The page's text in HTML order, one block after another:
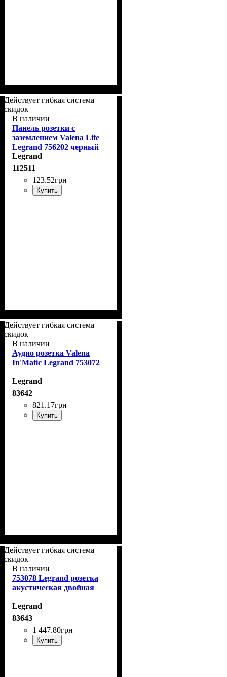
Действует гибкая система
скидок
В наличии
Панель розетки с
заземлением Valena Life
Legrand 756202 черный
матовый
Legrand
112511
123.52грн
Купить
Действует гибкая система
скидок
В наличии
Аудио розетка Valena
In'Matic Legrand 753072
Legrand
83642
821 .17грн
Купить
Действует гибкая система
скидок
В наличии
753078 Legrand розетка
акустическая двойная
Legrand
83643
1 447.80грн
Купить